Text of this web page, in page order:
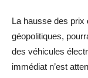
La hausse des prix
géopolitiques,
des véhicules
immédiat n’est